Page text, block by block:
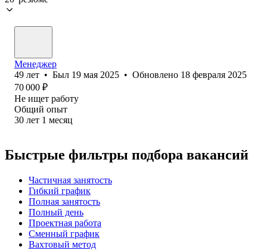
Менеджер
49 лет • Был 19 мая 2025 • Обновлено 18 февраля 2025
70 000 ₽
Не ищет работу
Общий опыт
30 лет 1 месяц
Быстрые фильтры подбора вакансий
Частичная занятость
Гибкий график
Полная занятость
Полный день
Проектная работа
Сменный график
Вахтовый метод